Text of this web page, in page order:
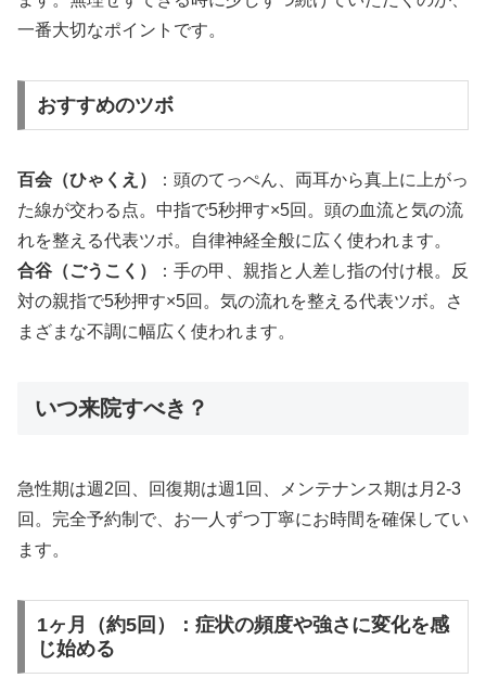
一番大切なポイントです。
おすすめのツボ
百会（ひゃくえ）
：頭のてっぺん、両耳から真上に上がっ
た線が交わる点。中指で5秒押す×5回。頭の血流と気の流
れを整える代表ツボ。自律神経全般に広く使われます。
合谷（ごうこく）
：手の甲、親指と人差し指の付け根。反
対の親指で5秒押す×5回。気の流れを整える代表ツボ。さ
まざまな不調に幅広く使われます。
いつ来院すべき？
急性期は週2回、回復期は週1回、メンテナンス期は月2-3
回。完全予約制で、お一人ずつ丁寧にお時間を確保してい
ます。
1ヶ月（約5回）：症状の頻度や強さに変化を感
じ始める